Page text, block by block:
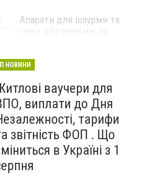
Апарати для шаурми та
роботи закладу
НОВИНИ
ваучери для
виплати до Дня
тарифи
звітність ФОП . Що
в Україні з 1